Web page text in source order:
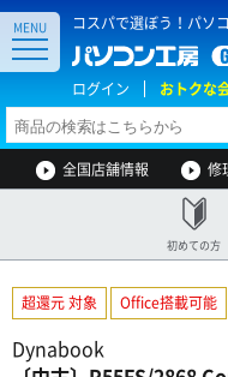
コスパで選ぼう！パソ
ログイン おトクな
MENU
全国店舗情報 修
初めての方
超還元 対象 Office搭載可能
Dynabook